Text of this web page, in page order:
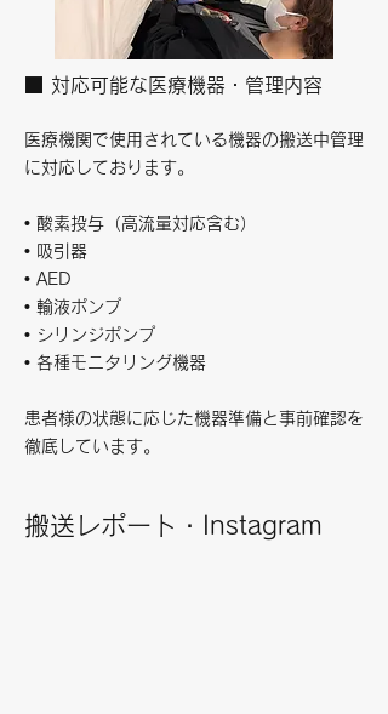
■ 対応可能な医療機器・管理内容
医療機関で使用されている機器の搬送中管理
に対応しております。
• 酸素投与（高流量対応含む）
• 吸引器
• AED
• 輸液ポンプ
• シリンジポンプ
• 各種モニタリング機器
患者様の状態に応じた機器準備と事前確認を
徹底しています。
​搬送レポート・Instagram